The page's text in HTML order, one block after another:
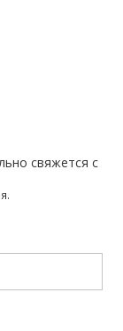
свяжется с